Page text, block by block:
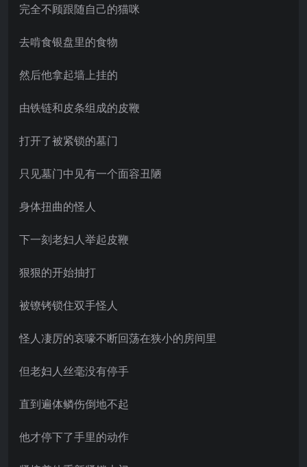
完全不顾跟随自己的猫咪
去啃食银盘里的食物
然后他拿起墙上挂的
由铁链和皮条组成的皮鞭
打开了被紧锁的墓门
只见墓门中见有一个面容丑陋
身体扭曲的怪人
下一刻老妇人举起皮鞭
狠狠的开始抽打
被镣铐锁住双手怪人
怪人凄厉的哀嚎不断回荡在狭小的房间里
但老妇人丝毫没有停手
直到遍体鳞伤倒地不起
他才停下了手里的动作